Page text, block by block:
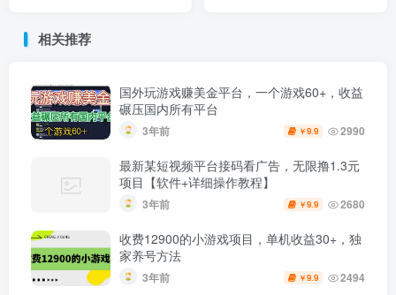
相关推荐
国外玩游戏赚美金平台，一个游戏60+，收益
碾压国内所有平台
3年前 ￥9.9 2990
最新某短视频平台接码看广告，无限撸1.3元
项目【软件+详细操作教程】
3年前 ￥9.9 2680
收费12900的小游戏项目，单机收益30+，独
家养号方法
3年前 ￥9.9 2494